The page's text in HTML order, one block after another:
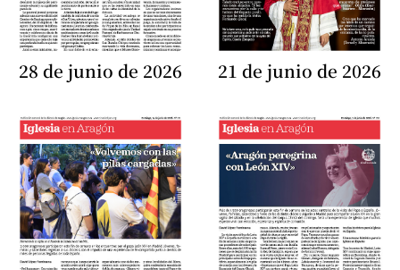
28 de junio de 2026 21 de junio de 2026